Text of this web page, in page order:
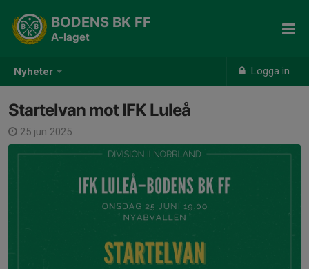
Nyheter Logga in
BODENS BK FF
A-laget
Startelvan mot IFK Luleå
25 jun 2025